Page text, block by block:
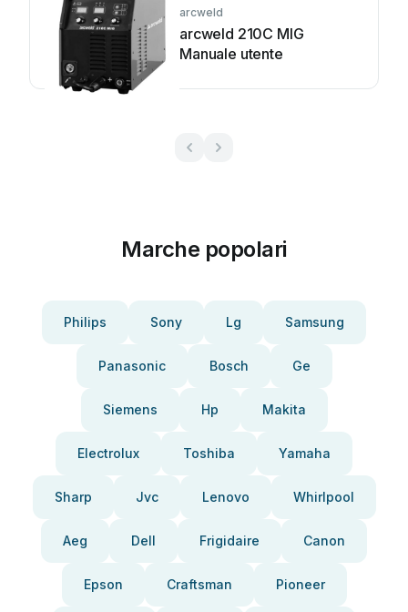
arcweld
arcweld 210C MIG
Manuale utente
Marche popolari
Philips Sony Lg Samsung
Panasonic Bosch Ge
Siemens Hp Makita
Electrolux Toshiba Yamaha
Sharp Jvc Lenovo Whirlpool
Aeg Dell Frigidaire Canon
Epson Craftsman Pioneer